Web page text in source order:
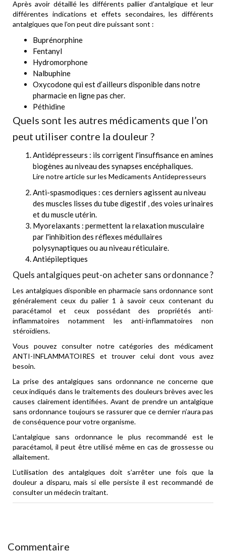
Après avoir détaillé les différents pallier d’antalgique et leur
différentes indications et effets secondaires, les différents
antalgiques que l’on peut dire puissant sont :
Buprénorphine
Fentanyl
Hydromorphone
Nalbuphine
Oxycodone qui est d’ailleurs disponible dans notre
pharmacie en ligne pas cher.
Péthidine
Quels sont les autres médicaments que l’on
peut utiliser contre la douleur ?
Antidépresseurs : ils corrigent l'insuffisance en amines
biogènes au niveau des synapses encéphaliques.
Lire notre article sur les Medicaments Antidepresseurs
Anti-spasmodiques : ces derniers agissent au niveau
des muscles lisses du tube digestif , des voies urinaires
et du muscle utérin.
Myorelaxants : permettent la relaxation musculaire
par l'inhibition des réflexes médullaires
polysynaptiques ou au niveau réticulaire.
Antiépileptiques
Quels antalgiques peut-on acheter sans ordonnance ?
Les antalgiques disponible en pharmacie sans ordonnance sont
généralement ceux du palier 1 à savoir ceux contenant du
paracétamol et ceux possédant des propriétés anti-
inflammatoires notamment les anti-inflammatoires non
stéroïdiens.
Vous pouvez consulter notre catégories des médicament
ANTI-INFLAMMATOIRES et trouver celui dont vous avez
besoin.
La prise des antalgiques sans ordonnance ne concerne que
ceux indiqués dans le traitements des douleurs brèves avec les
causes clairement identifiées. Avant de prendre un antalgique
sans ordonnance toujours se rassurer que ce dernier n’aura pas
de conséquence pour votre organisme.
L’antalgique sans ordonnance le plus recommandé est le
paracétamol, il peut être utilisé même en cas de grossesse ou
allaitement.
L’utilisation des antalgiques doit s’arrêter une fois que la
douleur a disparu, mais si elle persiste il est recommandé de
consulter un médecin traitant.
Commentaire